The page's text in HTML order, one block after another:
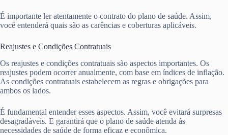
É importante ler atentamente o contrato do plano de saúde. Assim,
você entenderá quais são as carências e coberturas aplicáveis.
Reajustes e Condições Contratuais
Os reajustes e condições contratuais são aspectos importantes. Os
reajustes podem ocorrer anualmente, com base em índices de inflação.
As condições contratuais estabelecem as regras e obrigações para
ambos os lados.
É fundamental entender esses aspectos. Assim, você evitará surpresas
desagradáveis. E garantirá que o plano de saúde atenda às
necessidades de saúde de forma eficaz e econômica.